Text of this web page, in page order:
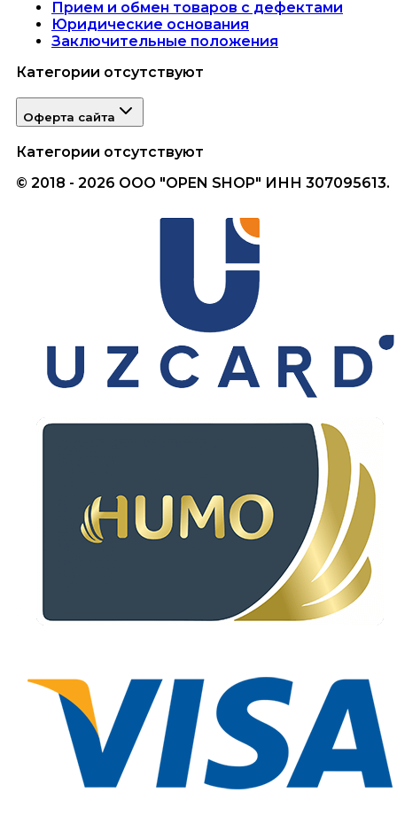
Прием и обмен товаров с дефектами
Юридические основания
Заключительные положения
Категории отсутствуют
Оферта сайта
Категории отсутствуют
© 2018 - 2026 ООО "OPEN SHOP" ИНН 307095613.